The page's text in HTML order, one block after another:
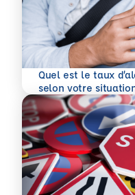
Quel est le taux
selon votre
En savoir plus